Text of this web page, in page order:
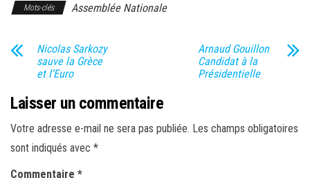
Mots-clés Assemblée Nationale
Nicolas Sarkozy
sauve la Grèce
et l’Euro
Arnaud Gouillon
Candidat à la
Présidentielle
Laisser un commentaire
Votre adresse e-mail ne sera pas publiée. Les champs obligatoires
sont indiqués avec *
Commentaire *